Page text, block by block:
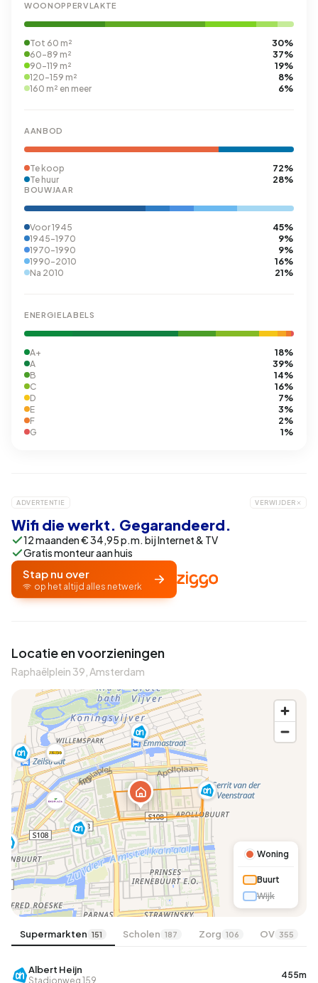
WOONOPPERVLAKTE
Tot 60 m² 30%
60-89 m² 37%
90-119 m² 19%
120-159 m² 8%
160 m² en meer 6%
AANBOD
Te koop 72%
Te huur 28%
BOUWJAAR
Voor 1945 45%
1945-1970 9%
1970-1990 9%
1990-2010 16%
Na 2010 21%
ENERGIELABELS
A+ 18%
A 39%
B 14%
C 16%
D 7%
E 3%
F 2%
G 1%
ADVERTENTIE VERWIJDER
Wifi die werkt. Gegarandeerd.
12 maanden € 34,95 p.m. bij Internet & TV
Gratis monteur aan huis
Stap nu over
op het altijd alles netwerk
Locatie en voorzieningen
Raphaëlplein 39, Amsterdam
Woning
Buurt
Wijk
Supermarkten 151 Scholen 187 Zorg 106 OV 355
Albert Heijn
Stadionweg 159
455m